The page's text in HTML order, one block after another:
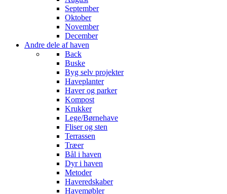
September
Oktober
November
December
Andre dele af haven
Back
Buske
Byg selv projekter
Haveplanter
Haver og parker
Kompost
Krukker
Lege/Børnehave
Fliser og sten
Terrassen
Træer
Bål i haven
Dyr i haven
Metoder
Haveredskaber
Havemøbler